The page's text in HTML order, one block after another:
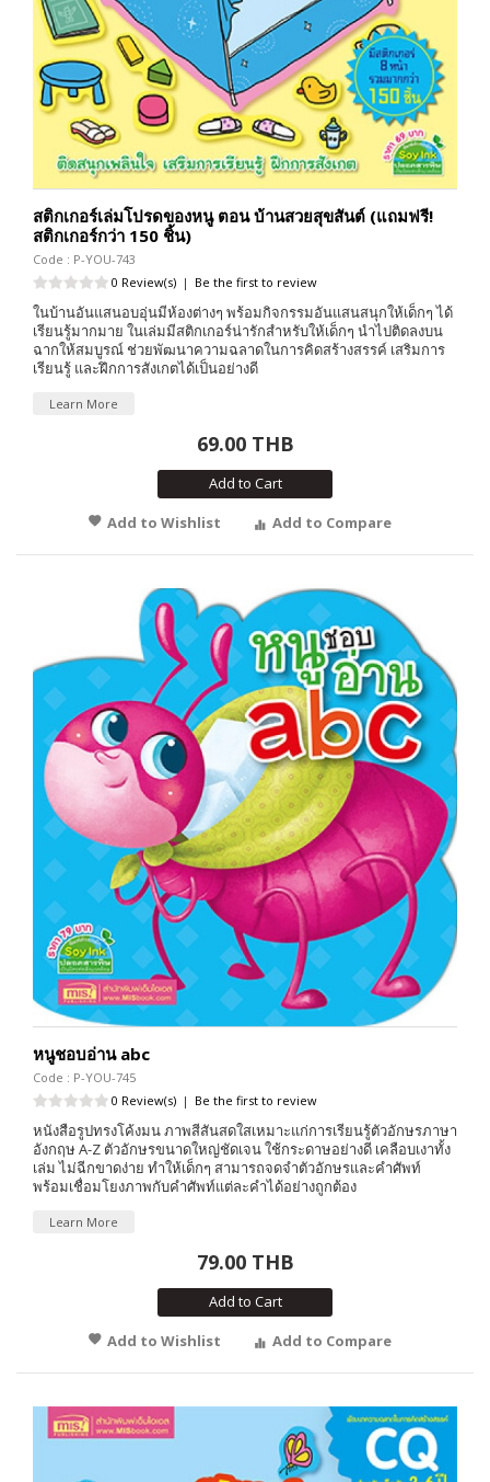
สติกเกอร์เล่มโปรดของหนู ตอน บ้านสวยสุขสันต์ (แถมฟรี!
สติกเกอร์กว่า 150 ชิ้น)
Code : P-YOU-743
0 Review(s) | Be the first to review
ในบ้านอันแสนอบอุ่นมีห้องต่างๆ พร้อมกิจกรรมอันแสนสนุกให้เด็กๆ ได้
เรียนรู้มากมาย ในเล่มมีสติกเกอร์น่ารักสำหรับให้เด็กๆ นำไปติดลงบน
ฉากให้สมบูรณ์ ช่วยพัฒนาความฉลาดในการคิดสร้างสรรค์ เสริมการ
เรียนรู้ และฝึกการสังเกตได้เป็นอย่างดี
Learn More
69.00 THB
Add to Cart
Add to Wishlist
Add to Compare
หนูชอบอ่าน abc
Code : P-YOU-745
0 Review(s) | Be the first to review
หนังสือรูปทรงโค้งมน ภาพสีสันสดใสเหมาะแก่การเรียนรู้ตัวอักษรภาษา
อังกฤษ A-Z ตัวอักษรขนาดใหญ่ชัดเจน ใช้กระดาษอย่างดี เคลือบเงาทั้ง
เล่ม ไม่ฉีกขาดง่าย ทำให้เด็กๆ สามารถจดจำตัวอักษรและคำศัพท์
พร้อมเชื่อมโยงภาพกับคำศัพท์แต่ละคำได้อย่างถูกต้อง
Learn More
79.00 THB
Add to Cart
Add to Wishlist
Add to Compare